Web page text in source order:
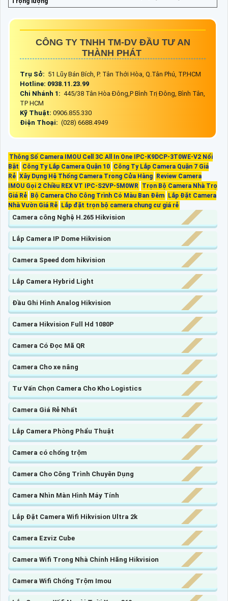
CÔNG TY TNHH TM-DV ĐẦU TƯ AN
THÀNH PHÁT
Trụ Sở: 51 Lũy Bán Bích, P. Tân Thới Hòa, Q.Tân Phú, TP.HCM
Hotline: 0938.11.23.99
Chi Nhánh 1: 445/38 Tân Hòa Đông,P Bình Trị Đông, Bình Tân,
TP HCM
Kỹ Thuật: 0906.855.330
Điện Thoại: (028) 6688.4949
Thông Số Camera IMOU Cell 3C All In One IPC-K9DCP-3T0WE-V2 Nổi
Bật
Công Ty Lắp Camera Quận 10 Công Ty Lắp Camera Quận 7 Giá
Rẻ Xây Dựng Hệ Thống Camera Trong Cửa Hàng
Review Camera
IMOU Gọi 2 Chiều REX VT IPC-S2VP-5M0WR Trọn Bộ Camera Nhà Trọ
Giá Rẻ
Bộ Camera Cho Công Trình Có Màu Ban Đêm
Lắp Đặt Camera
Nhà Vườn Giá Rẻ
Lắp đặt trọn bộ camera chung cư giá rẻ
Camera công Nghệ H.265 Hikvision
Lắp Camera IP Dome Hikvision
Camera Speed dom hikvision
Lắp Camera Hybrid Light
Đầu Ghi Hình Analog Hikvision
Camera Hikvision Full Hd 1080P
Camera Có Đọc Mã QR
Camera Cho xe nâng
Tư Vấn Chọn Camera Cho Kho Logistics
Camera Giá Rẻ Nhất
Lắp Camera Phòng Phẩu Thuật
Camera có chống trộm
Camera Cho Công Trình Chuyên Dụng
Camera Nhìn Màn Hình Máy Tính
Lắp Đặt Camera Wifi Hikvision Ultra 2k
Camera Ezviz Cube
Camera Wifi Trong Nhà Chính Hãng Hikvision
Camera Wifi Chống Trộm Imou